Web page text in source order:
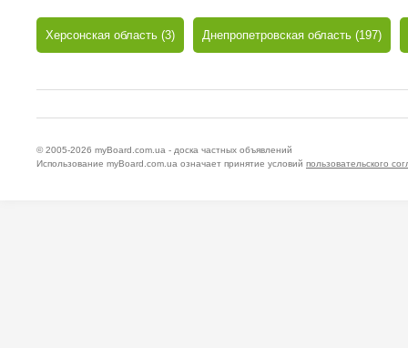
Херсонская область (3) Днепропетровская область (197)
© 2005-2026 myBoard.com.ua - доска частных объявлений
Использование myBoard.com.ua означает принятие условий пользовательского